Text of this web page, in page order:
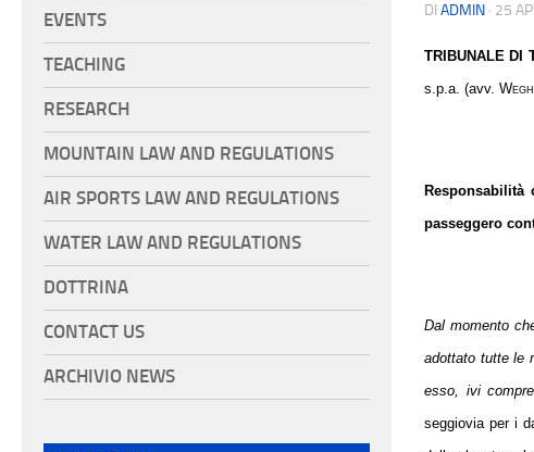
DI ADMIN · 25
TRIBUNALE DI
s.p.a. (avv.
passeggero
Dal momento
adottato tutte le
esso, ivi
seggiovia per i
EVENTS
TEACHING
RESEARCH
MOUNTAIN LAW AND REGULATIONS
AIR SPORTS LAW AND REGULATIONS
WATER LAW AND REGULATIONS
DOTTRINA
CONTACT US
ARCHIVIO NEWS